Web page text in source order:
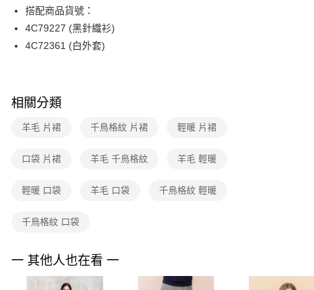
１．於結帳方式選擇「AFTEE先享後付」後，將跳轉至「AFTEE先享後付」
結帳頁面，進行簡訊認證並確認金額後，即可完成結帳。
２．訂單成立數日內，您將收到繳費通知簡訊。
３．收到繳費通知簡訊後14天內，點擊此簡訊中的連結，可透過四大超商／
後付繳納相關費用。
※ 交易是否成功請以「AFTEE先享後付 」之結帳頁面顯示為準，若有關於
客戶支援中心」
https://netprotections.freshdesk.com/support/home
【注意事項】
權轉讓予恩沛科技股份有限公司。
https://aftee.tw/terms/#terms3
任。
時審查核予不同之上限額度；若仍有額度不足之情形，本公司將視審查結果
付款後7-11取貨
每筆NT$90，滿NT$3,600(含以上)免運費
離島宅配 (蘭嶼恕不配送)
每筆NT$200，滿NT$8,000(含以上)免運費
付款後門市自取
搭配商品貨號：
4C79227 (黑針織衫)
4C72361 (白外套)
相關分類
羊毛 片裙 千鳥格紋 片裙 輕暖 片裙
口袋 片裙 羊毛 千鳥格紋 羊毛 輕暖
輕暖 口袋 羊毛 口袋 千鳥格紋 輕暖
千鳥格紋 口袋
一 其他人也在看 一